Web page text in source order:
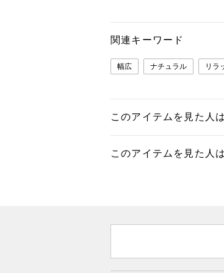
関連キーワード
幅広 ナチュラル リラ
このアイテムを見た人
このアイテムを見た人